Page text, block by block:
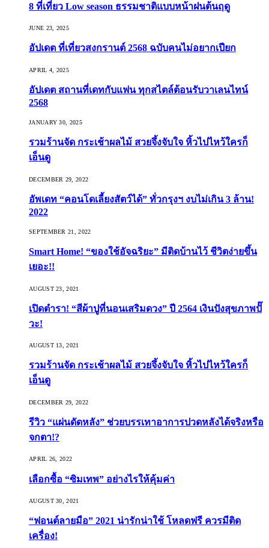
8 ที่เที่ยว Low season ธรรมชาติแบบหน้าฝนต้นฤดู️
JUNE 23, 2025
อัปเดต ที่เที่ยวสงกรานต์ 2568 ฉบับคนไม่อยากเปียก
APRIL 4, 2025
อัปเดต สถานที่เดทกับแฟน ทุกสไตล์ต้อนรับวาเลนไทน์
2568
JANUARY 30, 2025
รวมร้านจัด กระเช้าผลไม้ สวยจึ้งจับใจ หิ้วไปไหว้ใครก็
เอ็นดู
DECEMBER 29, 2022
อัพเดท “คอนโดเลี้ยงสัตว์ได้” ทั่วกรุงฯ งบไม่เกิน 3 ล้าน!
2022
SEPTEMBER 21, 2022
Smart Home! “ของใช้อัจฉริยะ” มีติดบ้านไว้ ชีวิตง่ายขึ้น
เยอะ!!
AUGUST 23, 2021
เปิดตำรา! “สีผ้าปูที่นอนเสริมดวง” ปี 2564 เงินปังสุขภาพปั๊
วะ!
AUGUST 13, 2021
รวมร้านจัด กระเช้าผลไม้ สวยจึ้งจับใจ หิ้วไปไหว้ใครก็
เอ็นดู
DECEMBER 29, 2022
รีวิว “แผ่นดัดหลัง” ช่วยบรรเทาอาการปวดหลังได้จริงหรือ
จกตา!?
APRIL 26, 2022
เลือกซื้อ “ซิมเทพ” อย่างไรให้คุ้มค่า
AUGUST 30, 2021
“ฟอนต์ลายมือ” 2021 น่ารักน่าใช้ โหลดฟรี ควรมีติด
เครื่อง!